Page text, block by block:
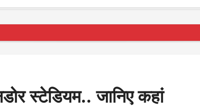
स्टेडियम.. जानिए कहां